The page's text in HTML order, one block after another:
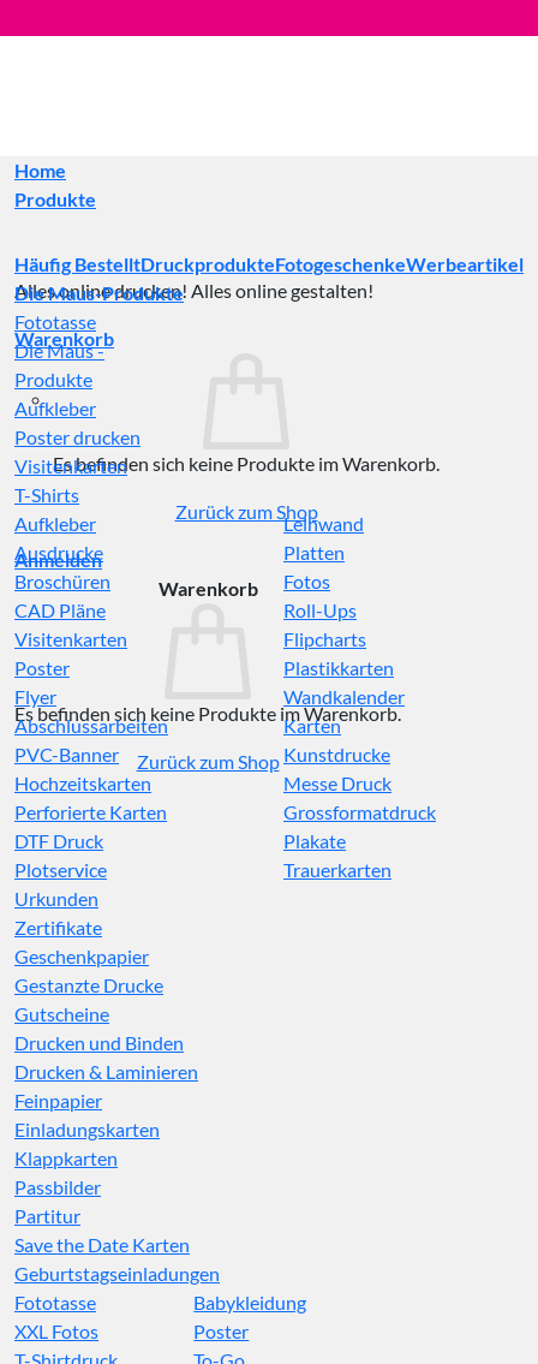
Inhalt
Alles online drucken! Alles online gestalten!
Warenkorb
Es befinden sich keine Produkte im Warenkorb.
Zurück zum Shop
Anmelden
Warenkorb
Es befinden sich keine Produkte im Warenkorb.
Zurück zum Shop
Home
Produkte
Häufig BestelltDruckprodukteFotogeschenkeWerbeartikel
Die Maus-Produkte
Fototasse
Die Maus -
Produkte
Aufkleber
Poster drucken
Visitenkarten
T-Shirts
Aufkleber
Ausdrucke
Broschüren
CAD Pläne
Visitenkarten
Poster
Flyer
Abschlussarbeiten
PVC-Banner
Hochzeitskarten
Perforierte Karten
DTF Druck
Plotservice
Leinwand
Platten
Fotos
Roll-Ups
Flipcharts
Plastikkarten
Wandkalender
Karten
Kunstdrucke
Messe Druck
Grossformatdruck
Plakate
Trauerkarten
Urkunden
Zertifikate
Geschenkpapier
Gestanzte Drucke
Gutscheine
Drucken und Binden
Drucken & Laminieren
Feinpapier
Einladungskarten
Klappkarten
Passbilder
Partitur
Save the Date Karten
Geburtstagseinladungen
Fototasse
XXL Fotos
Babykleidung
Poster